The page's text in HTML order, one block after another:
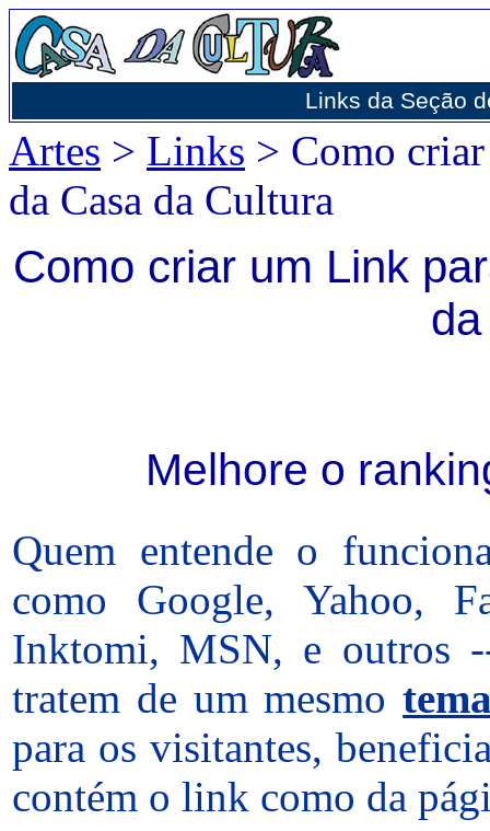
Links da Seção
Artes > Links > Como
da Casa da Cultura
Como criar um Link
Melhore o
Quem entende o
como Google, Yahoo,
Inktomi, MSN, e outros
tratem de um mesmo
para os visitantes,
contém o link como da